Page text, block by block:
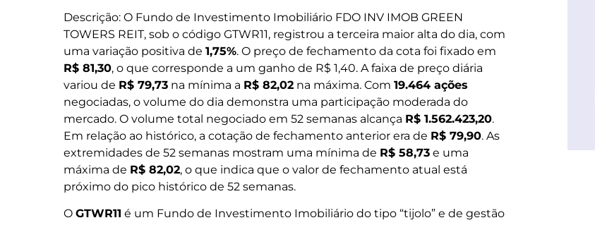
Descrição: O Fundo de Investimento Imobiliário FDO INV IMOB GREEN
TOWERS REIT, sob o código GTWR11, registrou a terceira maior alta do dia, com
uma variação positiva de 1,75%. O preço de fechamento da cota foi fixado em
R$ 81,30, o que corresponde a um ganho de R$ 1,40. A faixa de preço diária
variou de R$ 79,73 na mínima a R$ 82,02 na máxima. Com 19.464 ações
negociadas, o volume do dia demonstra uma participação moderada do
mercado. O volume total negociado em 52 semanas alcança R$ 1.562.423,20.
Em relação ao histórico, a cotação de fechamento anterior era de R$ 79,90. As
extremidades de 52 semanas mostram uma mínima de R$ 58,73 e uma
máxima de R$ 82,02, o que indica que o valor de fechamento atual está
próximo do pico histórico de 52 semanas.
O GTWR11 é um Fundo de Investimento Imobiliário do tipo “tijolo” e de gestão